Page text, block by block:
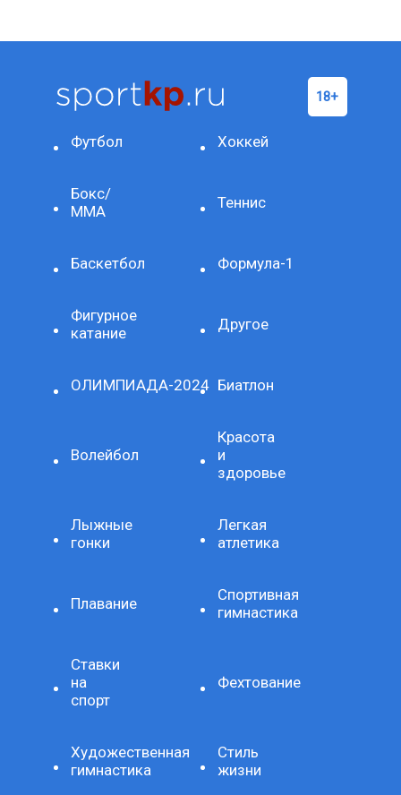
Футбол Хоккей
Бокс/
ММА
Теннис
Баскетбол Формула-1
Фигурное
катание
Другое
ОЛИМПИАДА-2024 Биатлон
Волейбол
Красота
и
здоровье
Лыжные
гонки
Легкая
атлетика
Плавание
Спортивная
гимнастика
Ставки
на
спорт
Фехтование
Художественная
гимнастика
Стиль
жизни